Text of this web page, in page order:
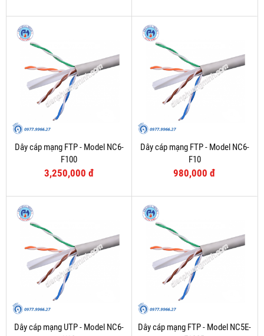
Dây cáp mạng FTP - Model NC6-
F100
3,250,000 đ
Dây cáp mạng FTP - Model NC6-
F10
980,000 đ
Dây cáp mạng UTP - Model NC6-
Dây cáp mạng FTP - Model NC5E-